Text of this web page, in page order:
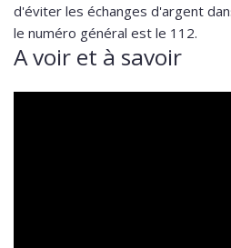
d'éviter les échanges d'argent
le numéro général est le 112.
A voir et à savoir